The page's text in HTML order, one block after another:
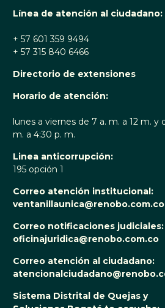
Línea de atención al ciudadano:
+ 57 601 359 9494
+ 57 315 840 6466
Directorio de extensiones
Horario de atención:
lunes a viernes de 7 a. m. a 12 m. y
m. a 4:30 p. m.
Linea anticorrupción:
195 opción 1
Correo atención institucional:
ventanillaunica@renobo.com.co
Correo notificaciones judiciales:
oficinajuridica@renobo.com.co
Correo atención al ciudadano:
Sistema Distrital de Quejas y